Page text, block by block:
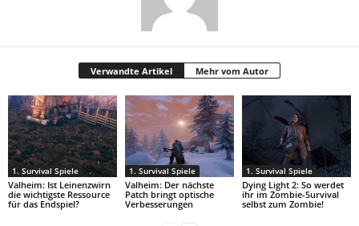
Verwandte Artikel Mehr vom Autor
1. Survival Spiele
Valheim: Ist Leinenzwirn
die wichtigste Ressource
für das Endspiel?
1. Survival Spiele
Valheim: Der nächste
Patch bringt optische
Verbesserungen
1. Survival Spiele
Dying Light 2: So werdet
ihr im Zombie-Survival
selbst zum Zombie!